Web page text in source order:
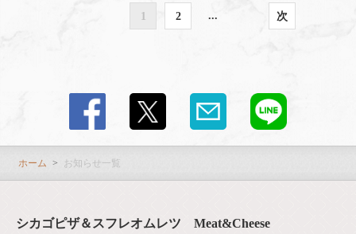
1 2 ... 次
ホーム お知らせ一覧
シカゴピザ＆スフレオムレツ Meat&Cheese